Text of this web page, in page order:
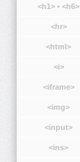
<h1> • <h6>
<hr>
<html>
<i>
<iframe>
<img>
<input>
<ins>